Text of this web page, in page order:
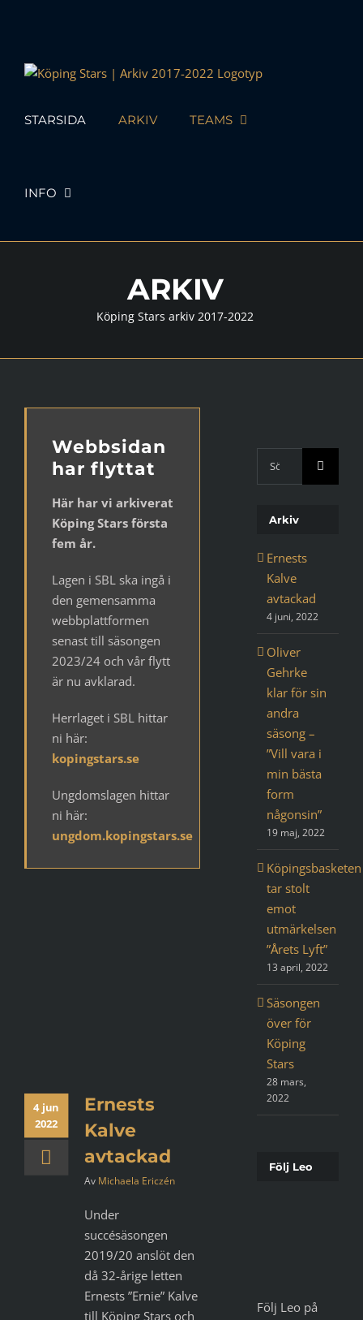
STARSIDA ARKIV TEAMS
INFO
ARKIV
Köping Stars arkiv 2017-2022
Webbsidan
har flyttat
Här har vi arkiverat
Köping Stars första
fem år.
Lagen i SBL ska ingå i
den gemensamma
webbplattformen
senast till säsongen
2023/24 och vår flytt
är nu avklarad.
Herrlaget i SBL hittar
ni här:
kopingstars.se
Ungdomslagen hittar
ni här:
ungdom.kopingstars.se
4 jun
2022
Ernests
Kalve
avtackad
Av Michaela Ericzén
Under
succésäsongen
2019/20 anslöt den
då 32-årige letten
Ernests ”Ernie” Kalve
till Köping Stars och
Arkiv
Ernests
Kalve
avtackad
4 juni, 2022
Oliver
Gehrke
klar för sin
andra
säsong –
”Vill vara i
min bästa
form
någonsin”
19 maj, 2022
Köpingsbasketen
tar stolt
emot
utmärkelsen
”Årets Lyft”
13 april, 2022
Säsongen
över för
Köping
Stars
28 mars,
2022
Följ Leo
Följ Leo på